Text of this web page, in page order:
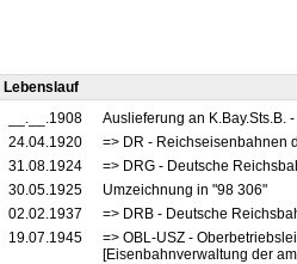
Lebenslauf
__.__.1908
Auslieferung an
24.04.1920
=> DR - Reichseisenbahnen
31.08.1924
=> DRG - Deutsche
30.05.1925
Umzeichnung in "98 306"
02.02.1937
=> DRB - Deutsche
19.07.1945
=> OBL-USZ -
[Eisenbahnverwaltung der